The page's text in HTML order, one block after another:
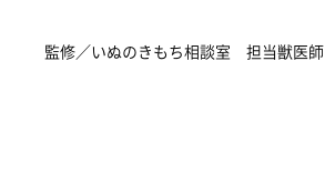
監修／いぬのきもち相談室 担当獣医師